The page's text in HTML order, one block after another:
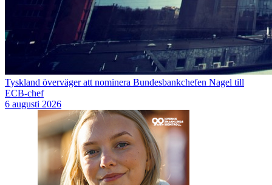
Tyskland överväger att nominera Bundesbankchefen Nagel till
ECB-chef
6 augusti 2026